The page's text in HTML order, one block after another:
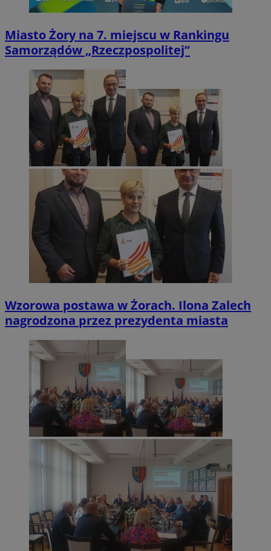
Miasto Żory na 7. miejscu w Rankingu
Samorządów „Rzeczpospolitej”
Wzorowa postawa w Żorach. Ilona Zalech
nagrodzona przez prezydenta miasta